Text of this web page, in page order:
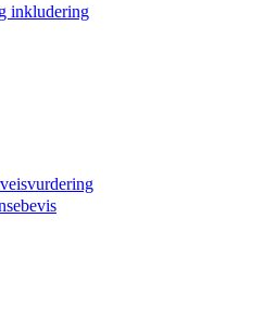
inkludering